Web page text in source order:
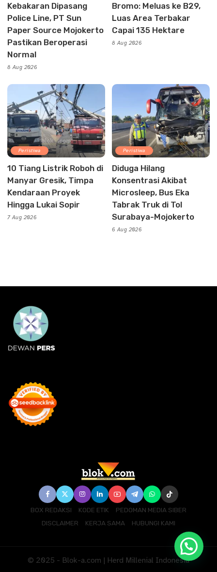
Kebakaran Dipasang
Police Line, PT Sun
Paper Source Mojokerto
Pastikan Beroperasi
Normal
8 Aug 2026
Bromo: Meluas ke B29,
Luas Area Terbakar
Capai 135 Hektare
8 Aug 2026
Peristiwa
10 Tiang Listrik Roboh di
Manyar Gresik, Timpa
Kendaraan Proyek
Hingga Lukai Sopir
7 Aug 2026
Peristiwa
Diduga Hilang
Konsentrasi Akibat
Microsleep, Bus Eka
Tabrak Truk di Tol
Surabaya-Mojokerto
6 Aug 2026
BOX REDAKSI KODE ETIK
PEDOMAN MEDIA SIBER
DISCLAIMER
KERJA SAMA HUBUNGI KAMI
© 2025 - Blok-a.com | Herd Millenial Indonesia